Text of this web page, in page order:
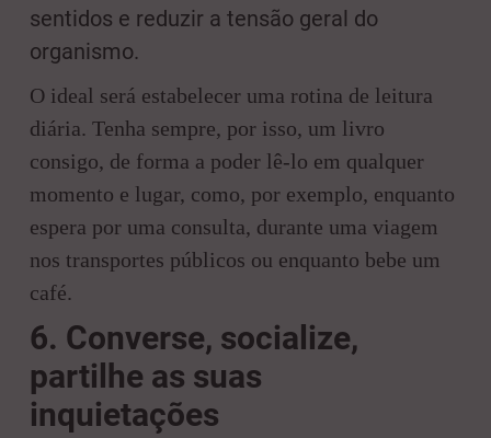
sentidos e reduzir a tensão geral do
organismo.
O ideal será estabelecer uma rotina de leitura
diária. Tenha sempre, por isso, um livro
consigo, de forma a poder lê-lo em qualquer
momento e lugar, como, por exemplo, enquanto
espera por uma consulta, durante uma viagem
nos transportes públicos ou enquanto bebe um
café.
6. Converse, socialize,
partilhe as suas
inquietações